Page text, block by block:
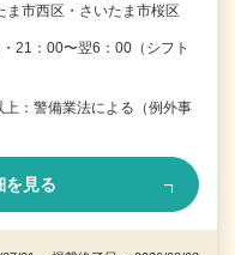
ま市西区・さいたま市桜区
21：00〜翌6：00（シフト
：警備業法による（例外事
を見る